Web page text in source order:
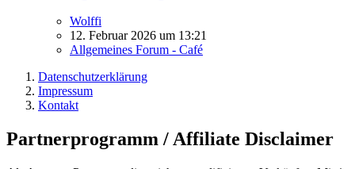
Wolffi
12. Februar 2026 um 13:21
Allgemeines Forum - Café
Datenschutzerklärung
Impressum
Kontakt
Partnerprogramm / Affiliate Disclaimer